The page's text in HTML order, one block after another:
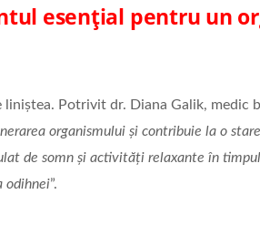
esențial pentru un
Potrivit dr. Diana Galik, medic
organismului și contribuie la o
de somn și activități relaxante în
odihnei”.